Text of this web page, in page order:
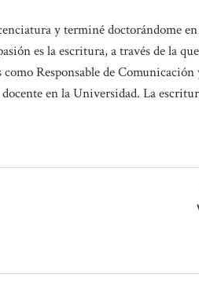
y terminé doctorándome
es la escritura, a través de la
Responsable de
en la Universidad. La